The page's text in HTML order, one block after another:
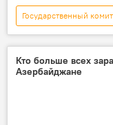
Государственный
Разводы
Кто больше всех
Азербайджане